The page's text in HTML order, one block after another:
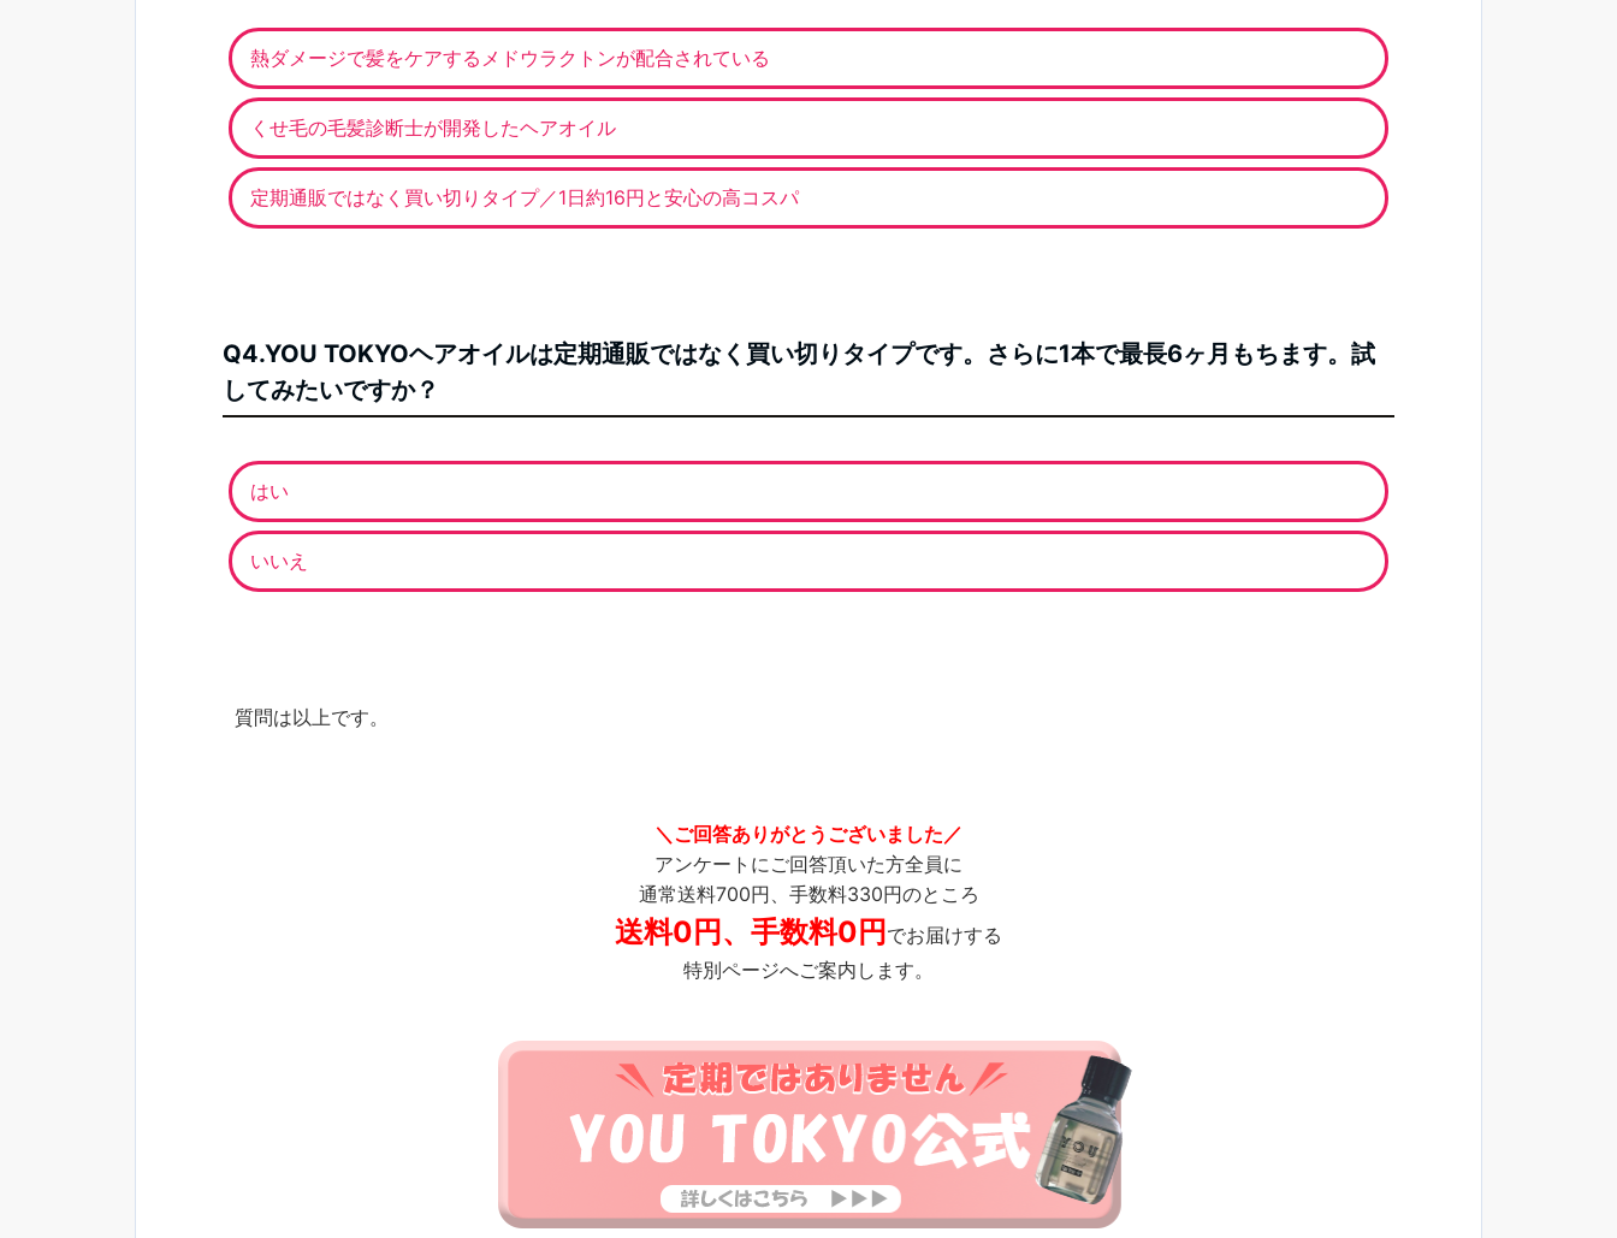
熱ダメージで髪をケアするメドウラクトンが配合されている
くせ毛の毛髪診断士が開発したヘアオイル
定期通販ではなく買い切りタイプ／1日約16円と安心の高コスパ
Q4.YOU TOKYOヘアオイルは定期通販ではなく買い切りタイプです。さらに1本で最長6ヶ月もちます。試
してみたいですか？
はい
いいえ
質問は以上です。
＼ご回答ありがとうございました／
アンケートにご回答頂いた方全員に
通常送料700円、手数料330円のところ
送料0円、手数料0円 でお届けする
特別ページへご案内します。